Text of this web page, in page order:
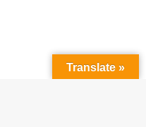
Translate »